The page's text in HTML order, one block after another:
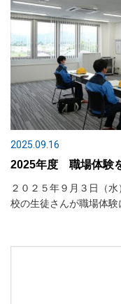
2025.09.16
2025年度 職場体験
２０２５年９月３日（
校の生徒さんが職場体